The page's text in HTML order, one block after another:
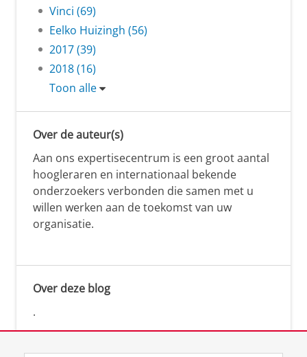
Vinci (69)
Eelko Huizingh (56)
2017 (39)
2018 (16)
Toon alle
Over de auteur(s)
Aan ons expertisecentrum is een groot aantal
hoogleraren en internationaal bekende
onderzoekers verbonden die samen met u
willen werken aan de toekomst van uw
organisatie.
Over deze blog
.